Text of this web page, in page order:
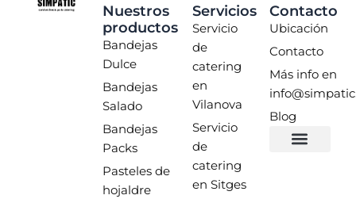
Nuestros
productos
Bandejas
Dulce
Bandejas
Salado
Bandejas
Packs
Pasteles de
hojaldre
Servicios
Servicio
de
catering
en
Vilanova
Servicio
de
catering
en Sitges
Contacto
Ubicación
Contacto
Más info en
Blog